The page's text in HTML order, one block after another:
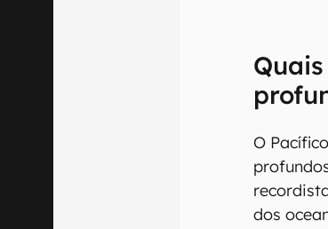
O
dos